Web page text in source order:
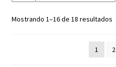
Mostrando 1–16 de 18 resultados
1 2